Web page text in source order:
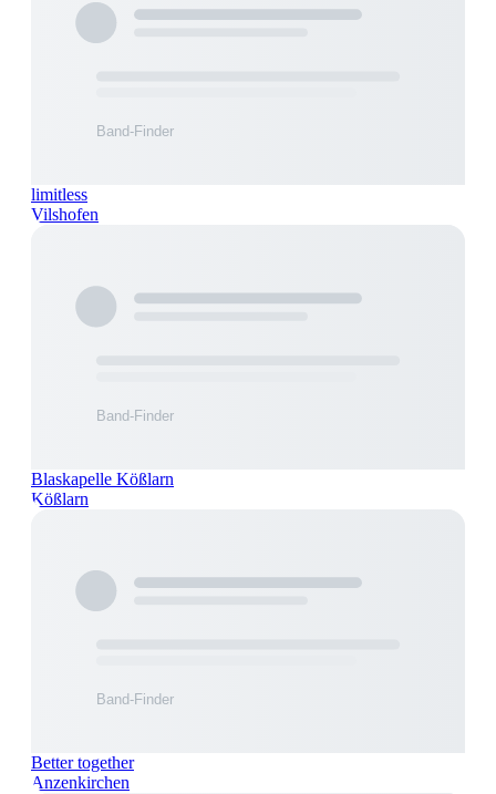
limitless
Vilshofen
Blaskapelle Kößlarn
Kößlarn
Better together
Anzenkirchen